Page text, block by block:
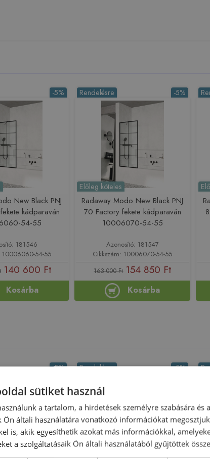
-5%
New Black PNJ
kádparaván
54-55
181546
10006060-54-55
140 600 Ft
Kosárba
-5%
Rendelésre
Előleg köteles
Radaway Modo New Black PNJ
70 Factory fekete kádparaván
10006070-54-55
Azonosító: 181547
Cikkszám: 10006070-54-55
163 000 Ft 154 850 Ft
Kosárba
-5% -5%
Rendelésre
sütiket használ
a tartalom, a hirdetések személyre szabására és
Ön általi használatára vonatkozó információkat
is, akik egyesíthetik azokat más információkkal,
a szolgáltatásaik Ön általi használatából gyűjtöttek